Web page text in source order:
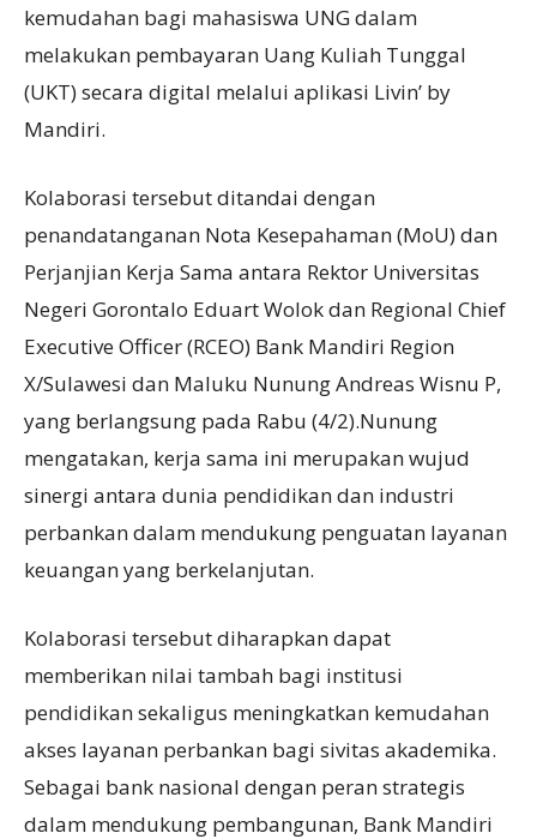
kemudahan bagi mahasiswa UNG dalam
melakukan pembayaran Uang Kuliah Tunggal
(UKT) secara digital melalui aplikasi Livin’ by
Mandiri.
Kolaborasi tersebut ditandai dengan
penandatanganan Nota Kesepahaman (MoU) dan
Perjanjian Kerja Sama antara Rektor Universitas
Negeri Gorontalo Eduart Wolok dan Regional Chief
Executive Officer (RCEO) Bank Mandiri Region
X/Sulawesi dan Maluku Nunung Andreas Wisnu P,
yang berlangsung pada Rabu (4/2).Nunung
mengatakan, kerja sama ini merupakan wujud
sinergi antara dunia pendidikan dan industri
perbankan dalam mendukung penguatan layanan
keuangan yang berkelanjutan.
Kolaborasi tersebut diharapkan dapat
memberikan nilai tambah bagi institusi
pendidikan sekaligus meningkatkan kemudahan
akses layanan perbankan bagi sivitas akademika.
Sebagai bank nasional dengan peran strategis
dalam mendukung pembangunan, Bank Mandiri